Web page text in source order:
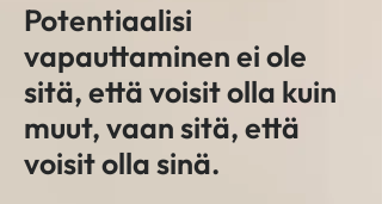
Potentiaalisi
vapauttaminen ei ole
sitä, että voisit olla kuin
muut, vaan sitä, että
voisit olla sinä.